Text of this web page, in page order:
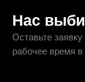
Нас
Оставьте
рабочее время